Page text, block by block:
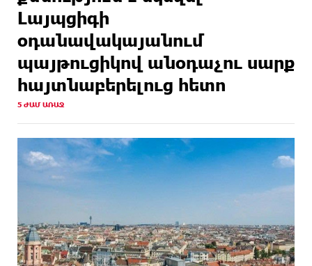
Լայպցիգի
օդանավակայանում
պայթուցիկով անօդաչու սարք
հայտնաբերելուց հետո
5 ԺԱՄ ԱՌԱՋ